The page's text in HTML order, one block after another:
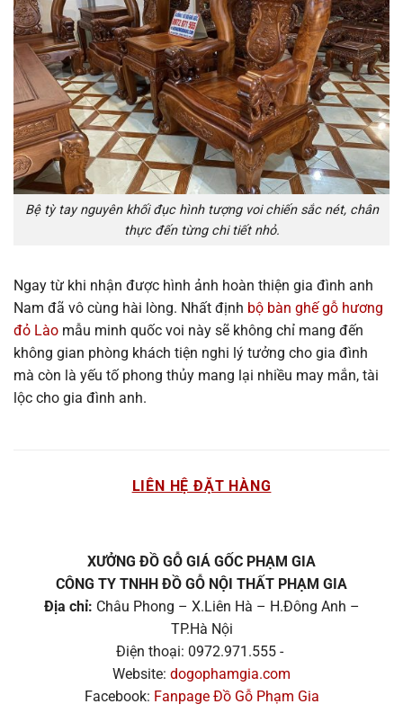
Bệ tỳ tay nguyên khối đục hình tượng voi chiến sắc nét, chân
thực đến từng chi tiết nhỏ.
Ngay từ khi nhận được hình ảnh hoàn thiện gia đình anh
Nam đã vô cùng hài lòng. Nhất định bộ bàn ghế gỗ hương
đỏ Lào mẫu minh quốc voi này sẽ không chỉ mang đến
không gian phòng khách tiện nghi lý tưởng cho gia đình
mà còn là yếu tố phong thủy mang lại nhiều may mắn, tài
lộc cho gia đình anh.
LIÊN HỆ ĐẶT HÀNG
XƯỞNG ĐỒ GỖ GIÁ GỐC PHẠM GIA
CÔNG TY TNHH ĐỒ GỖ NỘI THẤT PHẠM GIA
Địa chỉ: Châu Phong – X.Liên Hà – H.Đông Anh –
TP.Hà Nội
Điện thoại: 0972.971.555 -
Website: dogophamgia.com
Facebook: Fanpage Đồ Gỗ Phạm Gia